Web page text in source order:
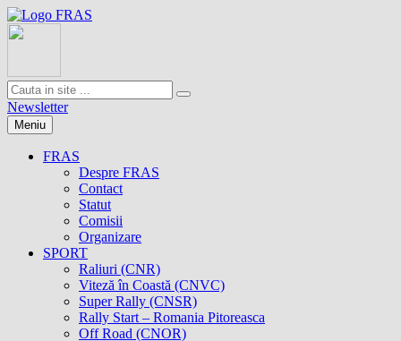
Newsletter
Meniu
FRAS
Despre FRAS
Contact
Statut
Comisii
Organizare
SPORT
Raliuri (CNR)
Viteză în Coastă (CNVC)
Super Rally (CNSR)
Rally Start – Romania Pitoreasca
Off Road (CNOR)